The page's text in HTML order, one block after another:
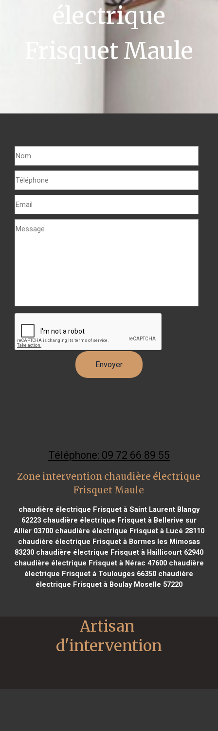
électrique
Frisquet Maule
Téléphone: 09 72 66 89 55
Zone intervention chaudière électrique
Frisquet Maule
chaudière électrique Frisquet à Saint Laurent Blangy
62223chaudière électrique Frisquet à Bellerive sur
Allier 03700chaudière électrique Frisquet à Lucé 28110
chaudière électrique Frisquet à Bormes les Mimosas
83230chaudière électrique Frisquet à Haillicourt 62940
chaudière électrique Frisquet à Nérac 47600chaudière
électrique Frisquet à Toulouges 66350 chaudière
électrique Frisquet à Boulay Moselle 57220
Artisan
d'intervention